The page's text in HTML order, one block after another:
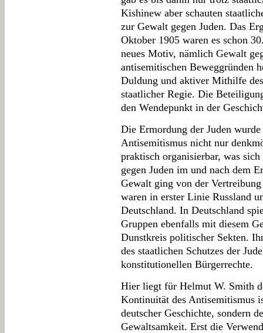
Kishinew aber schauten
zur Gewalt gegen Juden. Das
Oktober 1905 waren es schon
neues Motiv, nämlich Gewalt
antisemitischen Beweggründen
Duldung und aktiver Mithilfe
staatlicher Regie. Die
den Wendepunkt in der
Die Ermordung der Juden
Antisemitismus nicht nur
praktisch organisierbar, was
gegen Juden im und nach dem
Gewalt ging von der
waren in erster Linie Russland
Deutschland. In Deutschland
Gruppen ebenfalls mit diesem
Dunstkreis politischer Sekten.
des staatlichen Schutzes der
konstitutionellen Bürgerrechte.
Hier liegt für Helmut W. Smith
Kontinuität des Antisemitismus
deutscher Geschichte, sondern
Gewaltsamkeit. Erst die